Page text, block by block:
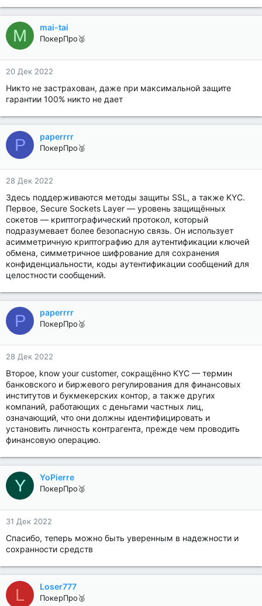
M mai-tai
ПокерПро🥈
20 Дек 2022
Никто не застрахован, даже при максимальной защите
гарантии 100% никто не дает
P paperrrr
ПокерПро🥈
28 Дек 2022
Здесь поддерживаются методы защиты SSL, а также KYC.
Первое, Secure Sockets Layer — уровень защищённых
сокетов — криптографический протокол, который
подразумевает более безопасную связь. Он использует
асимметричную криптографию для аутентификации ключей
обмена, симметричное шифрование для сохранения
конфиденциальности, коды аутентификации сообщений для
целостности сообщений.
P paperrrr
ПокерПро🥈
28 Дек 2022
Второе, know your customer, сокращённо KYC — термин
банковского и биржевого регулирования для финансовых
институтов и букмекерских контор, а также других
компаний, работающих с деньгами частных лиц,
означающий, что они должны идентифицировать и
установить личность контрагента, прежде чем проводить
финансовую операцию.
Y YoPierre
ПокерПро🥈
31 Дек 2022
Спасибо, теперь можно быть уверенным в надежности и
сохранности средств
L Loser777
ПокерПро🥈